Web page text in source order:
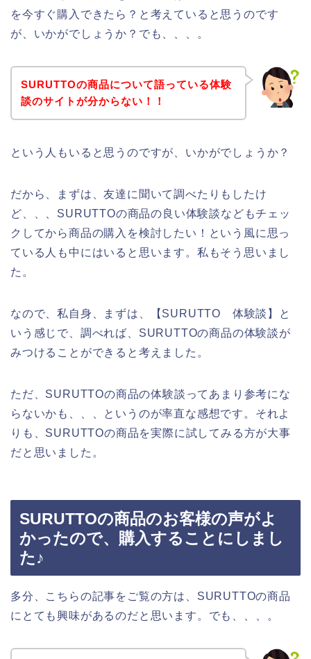
を今すぐ購入できたら？と考えていると思うのです
が、いかがでしょうか？でも、、、。
SURUTTOの商品について語っている体験
談のサイトが分からない！！
という人もいると思うのですが、いかがでしょうか？
だから、まずは、友達に聞いて調べたりもしたけ
ど、、、SURUTTOの商品の良い体験談などもチェッ
クしてから商品の購入を検討したい！という風に思っ
ている人も中にはいると思います。私もそう思いまし
た。
なので、私自身、まずは、【SURUTTO 体験談】と
いう感じで、調べれば、SURUTTOの商品の体験談が
みつけることができると考えました。
ただ、SURUTTOの商品の体験談ってあまり参考にな
らないかも、、、というのが率直な感想です。それよ
りも、SURUTTOの商品を実際に試してみる方が大事
だと思いました。
SURUTTOの商品のお客様の声がよ
かったので、購入することにしまし
た♪
多分、こちらの記事をご覧の方は、SURUTTOの商品
にとても興味があるのだと思います。でも、、、。